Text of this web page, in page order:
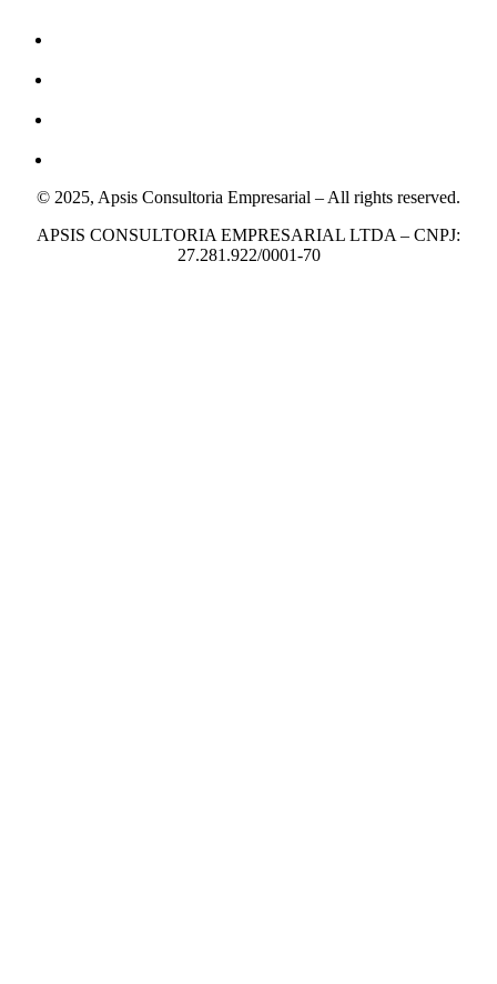
© 2025, Apsis Consultoria Empresarial – All rights reserved.
APSIS CONSULTORIA EMPRESARIAL LTDA – CNPJ:
27.281.922/0001-70